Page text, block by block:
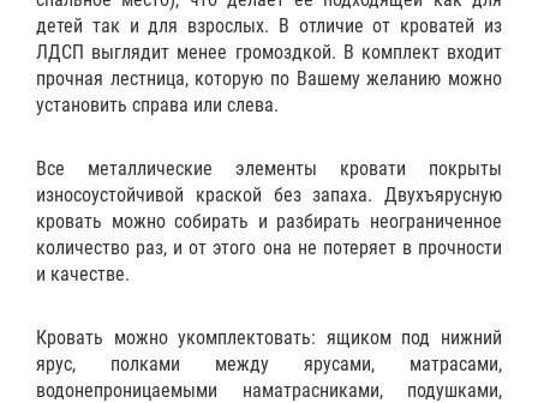
детей так и для взрослых. В отличие от кроватей из
ЛДСП выглядит менее громоздкой. В комплект входит
прочная лестница, которую по Вашему желанию можно
установить справа или слева.
Все металлические элементы кровати покрыты
износоустойчивой краской без запаха. Двухъярусную
кровать можно собирать и разбирать неограниченное
количество раз, и от этого она не потеряет в прочности
и качестве.
Кровать можно укомплектовать: ящикомпод нижний
ярус, полками между ярусами, матрасами,
водонепроницаемыми наматрасниками, подушками,